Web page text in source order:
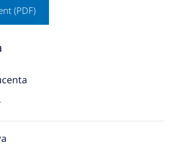
(PDF)